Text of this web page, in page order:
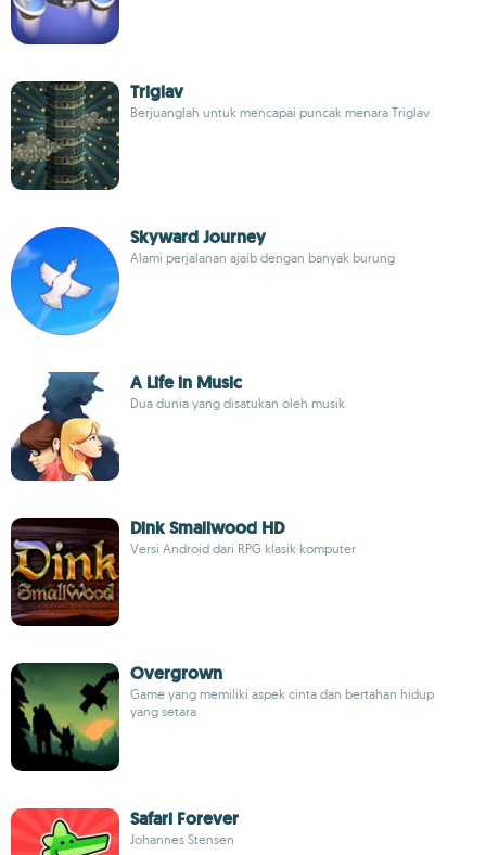
Triglav
Berjuanglah untuk mencapai puncak menara Triglav
Skyward Journey
Alami perjalanan ajaib dengan banyak burung
A Life in Music
Dua dunia yang disatukan oleh musik
Dink Smallwood HD
Versi Android dari RPG klasik komputer
Overgrown
Game yang memiliki aspek cinta dan bertahan hidup
yang setara
Safari Forever
Johannes Stensen